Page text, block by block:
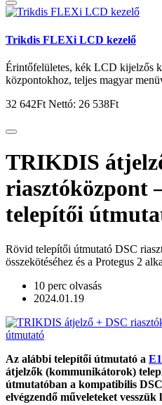
Trikdis FLEXi LCD kezelő
Érintőfelületes, kék LCD kijelzős
központokhoz, teljes magyar
32 642Ft Nettó: 26 538Ft
TRIKDIS
riasztóközpont
telepítői
Rövid telepítői útmutató DSC
összekötéséhez és a Protegus 2
10 perc olvasás
2024.01.19
Az alábbi telepítői útmutató a
átjelzők (kommunikátorok)
útmutatóban a kompatibilis
elvégzendő műveleteket vesszük